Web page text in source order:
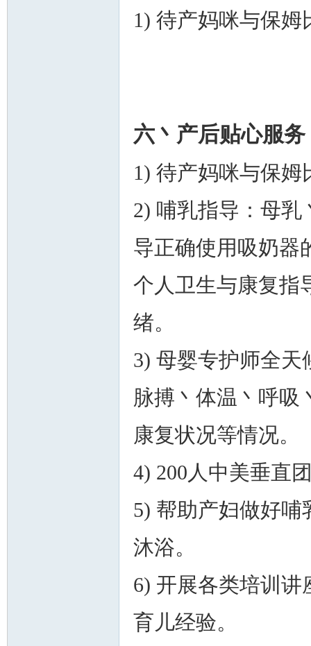
1) 待产妈咪与保姆
六丶产后贴心服务
1) 待产妈咪与保姆
2) 哺乳指导：母
导正确使用吸奶器
个人卫生与康复指
绪。
3) 母婴专护师全
脉搏丶体温丶呼吸
康复状况等情况。
4) 200人中美垂直
5) 帮助产妇做好
沐浴。
6) 开展各类培训
育儿经验。